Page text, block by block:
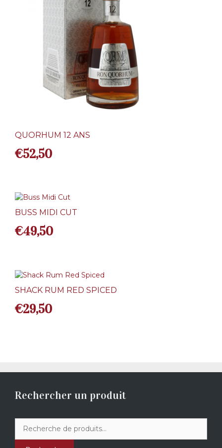
QUORHUM 12 ANS
€52,50
BUSS MIDI CUT
€49,50
SHACK RUM RED SPICED
€29,50
Rechercher un produit
pour :